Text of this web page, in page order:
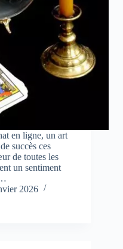
en ligne, un art
succès ces
de toutes les
un sentiment
2026